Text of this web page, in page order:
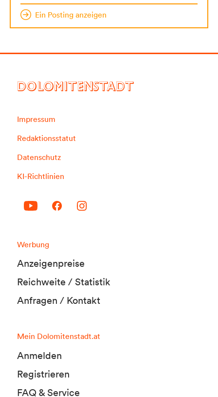
Ein Posting anzeigen
DOLOMITENSTADT
Impressum
Redaktionsstatut
Datenschutz
KI-Richtlinien
Werbung
Anzeigenpreise
Reichweite / Statistik
Anfragen / Kontakt
Mein Dolomitenstadt.at
Anmelden
Registrieren
FAQ & Service